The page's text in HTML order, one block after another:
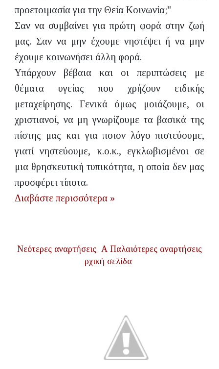
προετοιμασία για την Θεία Κοινωνία;"
Σαν να συμβαίνει για πρώτη φορά στην ζωή
μας. Σαν να μην έχουμε νηστέψει ή να μην
έχουμε κοινωνήσει άλλη φορά.
Υπάρχουν βέβαια και οι περιπτώσεις με
θέματα υγείας που χρήζουν ειδικής
μεταχείρησης. Γενικά όμως μοιάζουμε, οι
χριστιανοί, να μη γνωρίζουμε τα βασικά της
πίστης μας και για ποιον λόγο πιστεύουμε,
γιατί νηστεύουμε, κ.ο.κ., εγκλωβισμένοι σε
μια θρησκευτική τυπικότητα, η οποία δεν μας
προσφέρει τίποτα.
Διαβάστε περισσότερα »
Νεότερες αναρτήσεις Παλαιότερες αναρτήσεις
Α
ρχική σελίδα